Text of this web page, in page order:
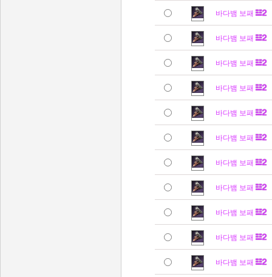
바다뱀 보패
바다뱀 보패
바다뱀 보패
바다뱀 보패
바다뱀 보패
바다뱀 보패
바다뱀 보패
바다뱀 보패
바다뱀 보패
바다뱀 보패
바다뱀 보패